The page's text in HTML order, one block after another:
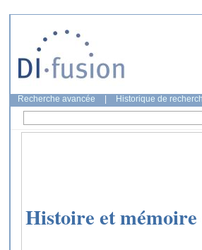
Recherche avancée Historique de
Histoire et